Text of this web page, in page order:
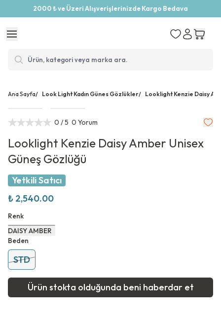
2000 ₺ ve Üzeri Alışverişlerinizde Kargo Bedava
Ana Sayfa/ Look Light Kadın Günes Gözlükler/ Looklight Kenzie Daisy
0 / 5 0 Yorum
Looklight Kenzie Daisy Amber Unisex
Güneş Gözlüğü
Yetkili Satıcı
₺ 2,540.00
Renk
DAISY AMBER
Beden
STD
Ürün stokta olduğunda beni haberdar et